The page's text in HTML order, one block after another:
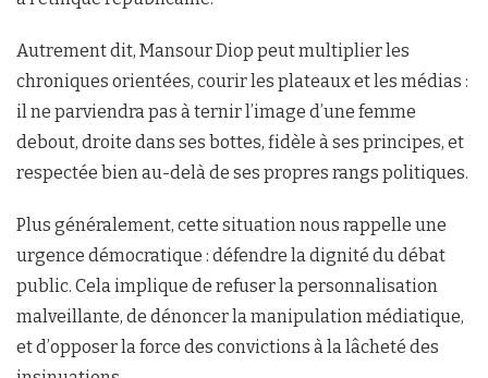
Autrement dit, Mansour Diop peut multiplier les
chroniques orientées, courir les plateaux et les médias :
il ne parviendra pas à ternir l’image d’une femme
debout, droite dans ses bottes, fidèle à ses principes, et
respectée bien au-delà de ses propres rangs politiques.
Plus généralement, cette situation nous rappelle une
urgence démocratique : défendre la dignité du débat
public. Cela implique de refuser la personnalisation
malveillante, de dénoncer la manipulation médiatique,
et d’opposer la force des convictions à la lâcheté des